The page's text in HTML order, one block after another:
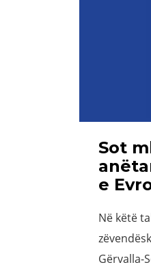
Sot
e
Në këtë
Gërvalla-